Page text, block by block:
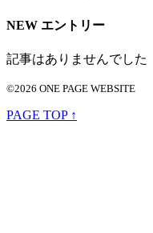
NEW エントリー
記事はありませんでした
©2026 ONE PAGE WEBSITE
PAGE TOP ↑